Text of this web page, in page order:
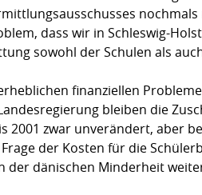
dass wir in Schleswig-
sowohl der Schulen als
finanziellen
bleiben die
2001 zwar unverändert, aber
der Kosten für die
der dänischen Minderheit